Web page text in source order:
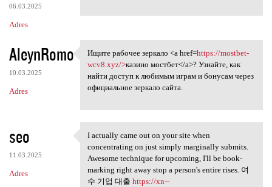
06.03.2025
Adres
AleynRomo
10.03.2025
Adres
Ищите рабочее зеркало <a href
Ищите рабочее зеркало <a href=https://mostbet-
wcv8.xyz/>казино мостбет</a>? Узнайте, как
найти доступ к любимым играм и бонусам через
официальное зеркало сайта.
seo
11.03.2025
Adres
I actually came out on your
I actually came out on your site when
concentrating on just simply marginally submits.
Awesome technique for upcoming, I'll be book-
marking right away stop a person's entire rises. 여
수 기업 대출 https://xn--